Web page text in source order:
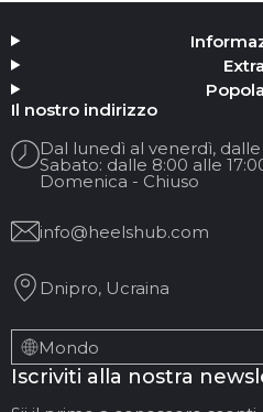
Extra
Il nostro indirizzo
Dal lunedì al venerdì, dalle
Sabato: dalle 8:00 alle
Domenica - Chiuso
info@heelshub.com
Dnipro, Ucraina
Mondo
Iscriviti alla nostra